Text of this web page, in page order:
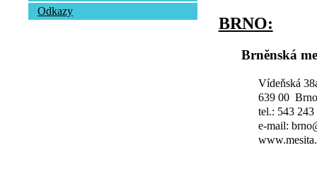
Odkazy
BRNO:
Brněnská
Vídeňská
639 00 Brno
tel.: 543 243
e-mail: